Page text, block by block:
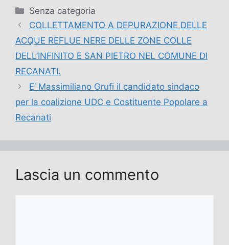
Categorie
Senza categoria
COLLETTAMENTO A DEPURAZIONE DELLE
ACQUE REFLUE NERE DELLE ZONE COLLE
DELL’INFINITO E SAN PIETRO NEL COMUNE DI
RECANATI.
E’ Massimiliano Grufi il candidato sindaco
per la coalizione UDC e Costituente Popolare a
Recanati
Lascia un commento